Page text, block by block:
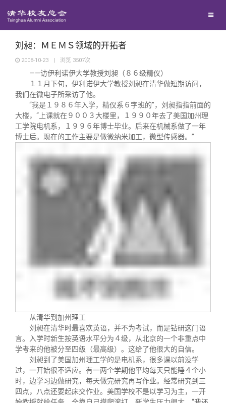
西南联大校友会
义工计划
新媒体平台
青春风采
校友文苑
校友讲坛
校友视界
信息化服务
三创大赛
总会简介
会长致辞
理事会名单
制度法规
联系我们
刘昶：ＭＥＭＳ领域的开拓者
2008-10-23 | 浏览 3507次
——访伊利诺伊大学教授刘昶（８６级精仪）
１１月下旬，伊利诺伊大学教授刘昶在清华做短期访问，
我们在微电子所采访了他。
“我是１９８６年入学，精仪系６字班的”，刘昶指指前面的
大楼，“上课就在９００３大楼里，１９９０年去了美国加州理
工学院电机系，１９９６年博士毕业。后来在机械系做了一年
博士后。现在的工作主要是做微纳米加工，微型传感器。”
从清华到加州理工
刘昶在清华时最喜欢英语，并不为考试，而是钻研这门语
言。入学时新生按英语水平分为４级，从北京的一个非重点中
学考来的他被分至四级（最高级）。这给了他很大的自信。
刘昶到了美国加州理工学的是电机系，很多课以前没学
过，一开始很不适应。有一两个学期他平均每天只能睡４个小
时，边学习边做研究，每天做完研究再写作业。经常研究到三
四点，八点还要起床交作业。美国学校不是以学习为主，一开